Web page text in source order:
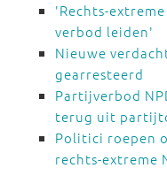
'Rechts-
verbod leiden'
Nieuwe
gearresteerd
Partijverbod
terug uit
Politici roepen
rechts-extreme